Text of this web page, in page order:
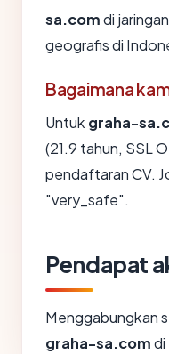
sa.comdi
geografis di
Bagaimana
Untuk graha-
(21.9 tahun, SSL
pendaftaran CV.
"very_safe".
Pendapat
Menggabungkan
graha-sa.comdi